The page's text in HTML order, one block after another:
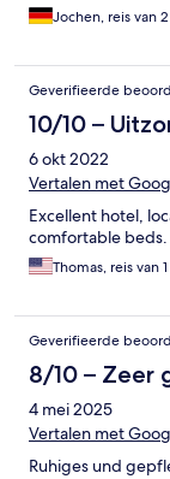
Jochen, reis van
Geverifieerde
10/10 –
6 okt 2022
Vertalen met
Excellent hotel,
comfortable beds.
Thomas, reis van
Geverifieerde
8/10 – Zeer
4 mei 2025
Vertalen met
Ruhiges und